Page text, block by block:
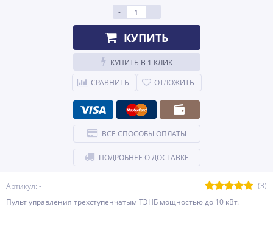
Артикул: -
(3)
Пульт управления трехступенчатым ТЭНБ мощностью до 10 кВт.
-
+
КУПИТЬ
КУПИТЬ В 1 КЛИК
СРАВНИТЬ
ОТЛОЖИТЬ
ВСЕ СПОСОБЫ ОПЛАТЫ
ПОДРОБНЕЕ О ДОСТАВКЕ